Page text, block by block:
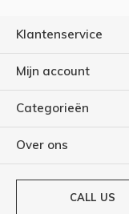
Klantenservice
Mijn account
Categorieën
Over ons
CALL US